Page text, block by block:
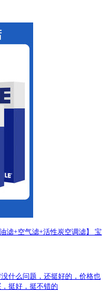
滤+空气滤+活性炭空调滤】 宝
什么问题，还挺好的，价格也
挺好，挺不错的